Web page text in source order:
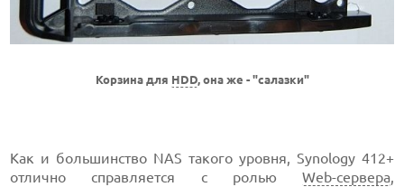
Корзина для HDD, она же - "салазки"
Как и большинство NAS такого уровня, Synology 412+
отлично справляется с ролью Web-сервера,